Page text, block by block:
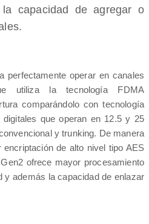
capacidad de agregar o
perfectamente operar en canales
utiliza la tecnología FDMA
comparándolo con tecnología
que operan en 12.5 y 25
y trunking. De manera
de alto nivel tipo AES
ofrece mayor procesamiento
y además la capacidad de enlazar